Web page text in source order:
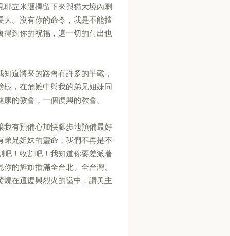
立米選擇留下來與猶大境內剩
。沒有你的命令，我是不能擅
得到你的祝福，這一切的付出也
道將來的路會有許多的爭戰，
，在危難中與我的弟兄姐妹同
的教會，一個復興的教會。
我有預備心加快腳步地預備最好
兄姐妹的靈命，我們不再是不
！收割吧！我知道你要差派著
的旌旗插滿全台北、全台灣、
在這復興烈火的當中，讚美主